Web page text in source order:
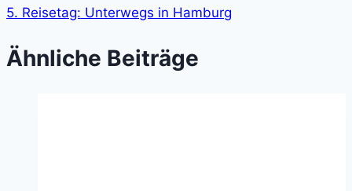
5. Reisetag: Unterwegs in Hamburg
Ähnliche Beiträge